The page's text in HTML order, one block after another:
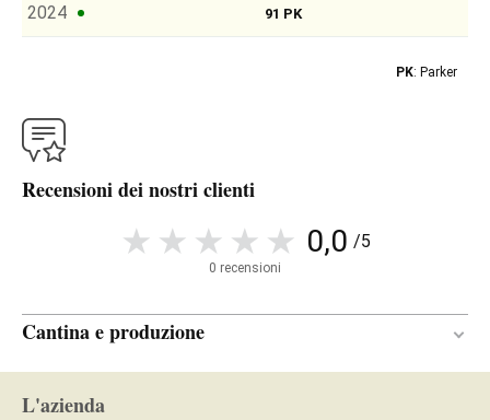
2024 91 PK
PK: Parker
Recensioni dei nostri clienti
0,0 /5
0 recensioni
Cantina e produzione
FERMENTAZIONE
L'azienda